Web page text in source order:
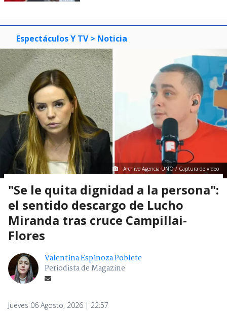
Espectáculos Y TV > Noticia
Archivo Agencia UNO / Captura de video
"Se le quita dignidad a la persona":
el sentido descargo de Lucho
Miranda tras cruce Campillai-
Flores
Valentina Espinoza Poblete
Periodista de Magazine
Jueves 06 Agosto, 2026 | 22:57